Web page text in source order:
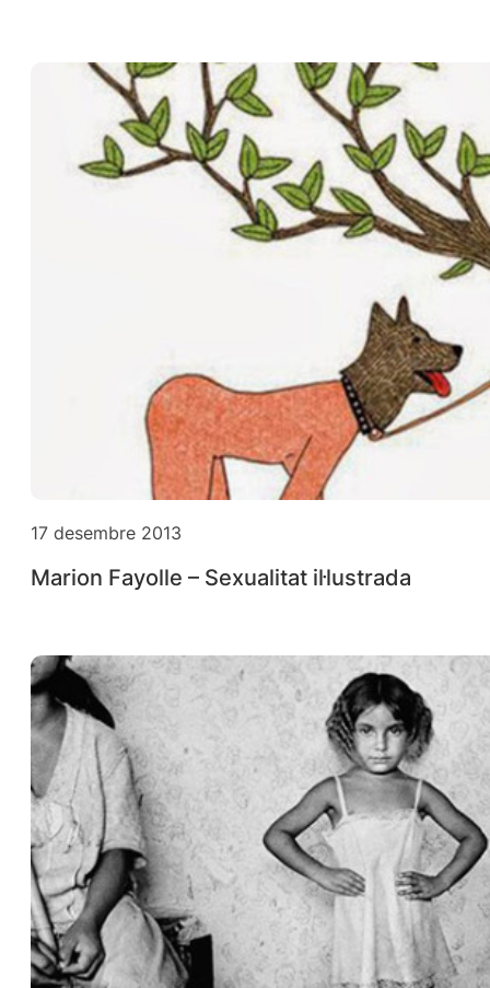
17 desembre 2013
Marion Fayolle – Sexualitat il·lustrada